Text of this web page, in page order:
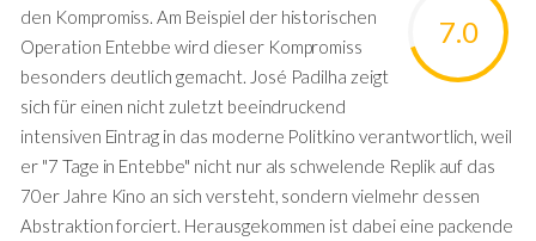
7.0
den Kompromiss. Am Beispiel der historischen
Operation Entebbe wird dieser Kompromiss
besonders deutlich gemacht. José Padilha zeigt
sich für einen nicht zuletzt beeindruckend
intensiven Eintrag in das moderne Politkino verantwortlich, weil
er "7 Tage in Entebbe" nicht nur als schwelende Replik auf das
70er Jahre Kino an sich versteht, sondern vielmehr dessen
Abstraktion forciert. Herausgekommen ist dabei eine packende